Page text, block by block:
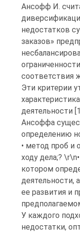
Ансофф И.
недостатков
заказов»
соответствия
Эти критерии
деятельности
Ансоффа
определению
• метод проб и
ходу дела;?
котором
деятельности,
ее развития и
У каждого
недостатки,